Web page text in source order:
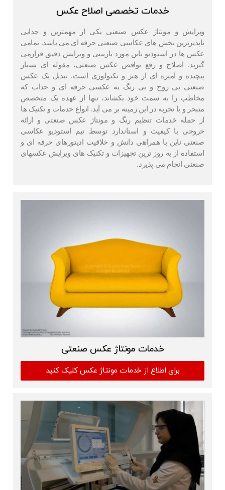
خدمات تخصصی اصلاح عکس
ویرایش و مونتاژ عکس صنعتی یکی از مهمترین و جدایی
ناپذیرترین بخش های عکاسی صنعتی حرفه ای می باشد. تمامی
عکس ها در استودیو ناین مورد بازبینی و ویرایش دقیق قرارمی
گیرند. اصلاح و رفع نواقص عکس صنعتی، مقوله ای بسیار
پیچیده و آمیزه ای از هنر و تکنولوژی است. تبدیل یک عکس
صنعتی بی روح و بی رنگ به عکسی حرفه ای و جذاب که
مخاطب را به سمت خود بکشاند، تنها از عهده یک متخصص
متبحر و با تجربه در این زمینه بر می آید. انواع خدمات و تکنیک ها
از جمله خدمات تنظیم رنگ و مونتاژ عکس صنعتی و ارائه
خروجی با کیفیت و استاندارد توسط تیم استودیو عکاسی
صنعتی ناین با همراهی دانش و خلاقیت ادیتورهای حرفه ای و
استفاده از به روز ترین تجهیزات و تکنیک های ویرایش عکسهای
صنعتی انجام می پذیرد.
خدمات مونتاژ عکس صنعتی
برای اطلاع از خدمات مونتاژ عکس کلیک کنید